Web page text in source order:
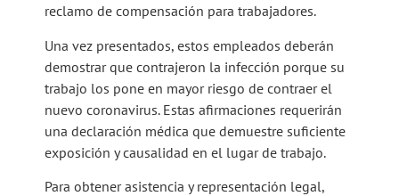
reclamo de compensación para trabajadores.
Una vez presentados, estos empleados deberán
demostrar que contrajeron la infección porque su
trabajo los pone en mayor riesgo de contraer el
nuevo coronavirus. Estas afirmaciones requerirán
una declaración médica que demuestre suficiente
exposición y causalidad en el lugar de trabajo.
Para obtener asistencia y representación legal,